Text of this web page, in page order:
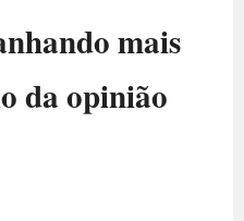
mais
da opinião